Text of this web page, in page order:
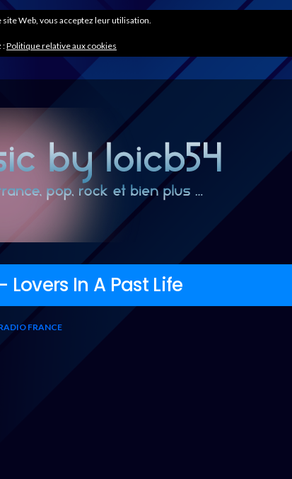
Lovers In A Past Life
FRANCE
Web, vous acceptez leur utilisation.
:Politique relative aux cookies